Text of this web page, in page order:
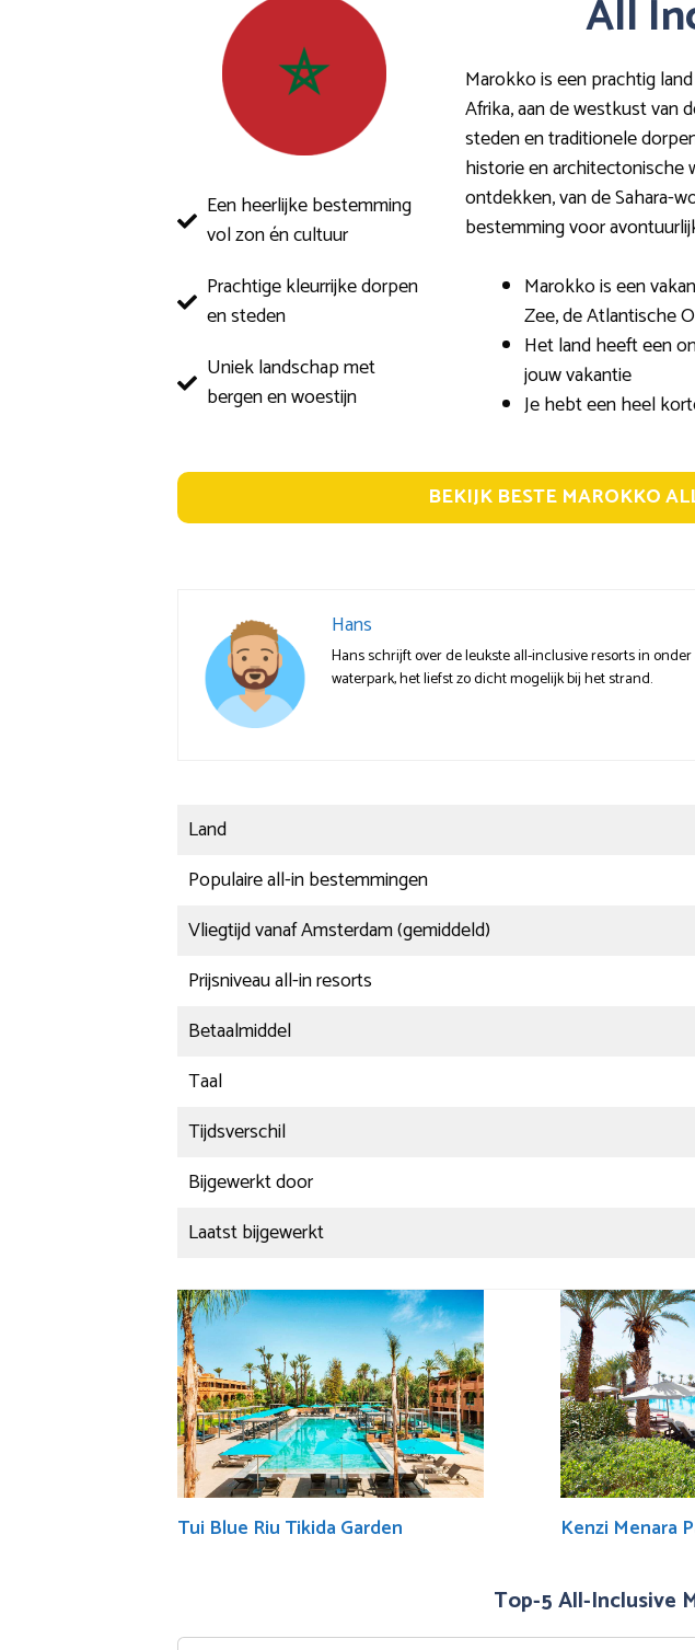
Een heerlijke bestemming
vol zon én cultuur
Prachtige kleurrijke dorpen
en steden
Uniek landschap met
bergen en woestijn
All
Marokko is een prachtig
Afrika, aan de westkust van
steden en traditionele
historie en architectonische
ontdekken, van de Sahara-
bestemming voor
Marokko is een
Zee, de Atlantische
Het land heeft een
jouw vakantie
Je hebt een heel
BEKIJK BESTE MAROKKO
Hans
Hans schrijft over de leukste all-inclusive resorts in
waterpark, het liefst zo dicht mogelijk bij het strand.
Land
Populaire all-in bestemmingen
Vliegtijd vanaf Amsterdam (gemiddeld)
Prijsniveau all-in resorts
Betaalmiddel
Taal
Tijdsverschil
Bijgewerkt door
Laatst bijgewerkt
Tui Blue Riu Tikida Garden Kenzi Menara
Top-5 All-Inclusive